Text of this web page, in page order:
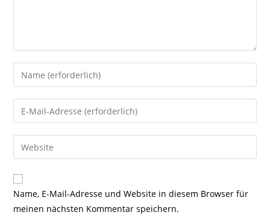
Gib
deinen
Namen
oder
zum
Kommentieren
ein
Gib
deine
E-
Mail-
zum
Kommentieren
ein
Gib
deine
Website-
URL
Name, E-Mail-Adresse und Website in diesem Browser für
meinen nächsten Kommentar speichern.